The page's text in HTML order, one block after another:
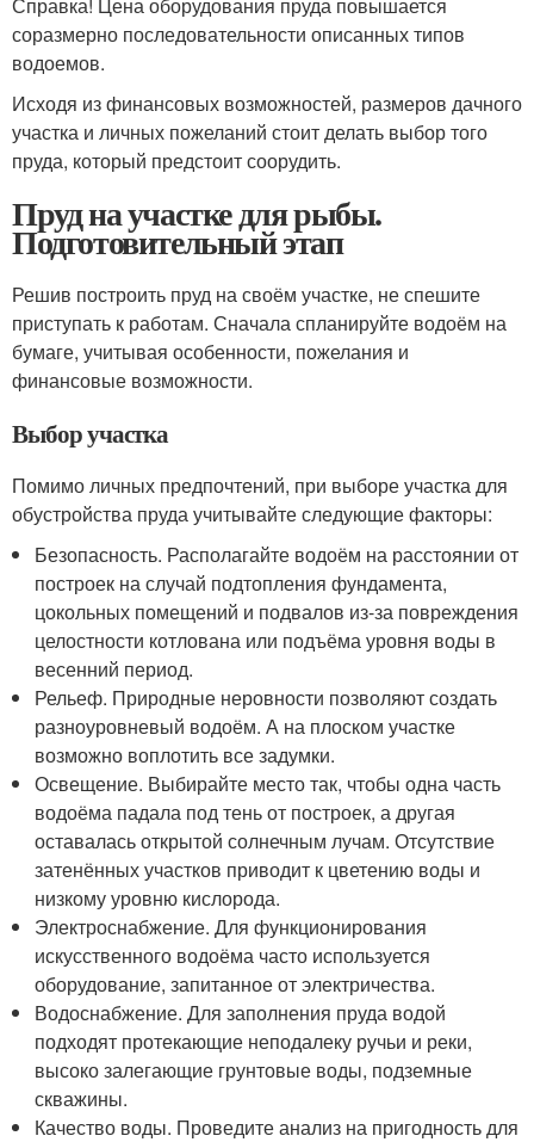
соразмерно последовательности описанных типов
водоемов.
Исходя из финансовых возможностей, размеров дачного
участка и личных пожеланий стоит делать выбор того
пруда, который предстоит соорудить.
Пруд на участке для рыбы.
Подготовительный этап
Решив построить пруд на своём участке, не спешите
приступать к работам. Сначала спланируйте водоём на
бумаге, учитывая особенности, пожелания и
финансовые возможности.
Выбор участка
Помимо личных предпочтений, при выборе участка для
обустройства пруда учитывайте следующие факторы:
Безопасность. Располагайте водоём на расстоянии от
построек на случай подтопления фундамента,
цокольных помещений и подвалов из-за повреждения
целостности котлована или подъёма уровня воды в
весенний период.
Рельеф. Природные неровности позволяют создать
разноуровневый водоём. А на плоском участке
возможно воплотить все задумки.
Освещение. Выбирайте место так, чтобы одна часть
водоёма падала под тень от построек, а другая
оставалась открытой солнечным лучам. Отсутствие
затенённых участков приводит к цветению воды и
низкому уровню кислорода.
Электроснабжение. Для функционирования
искусственного водоёма часто используется
оборудование, запитанное от электричества.
Водоснабжение. Для заполнения пруда водой
подходят протекающие неподалеку ручьи и реки,
высоко залегающие грунтовые воды, подземные
скважины.
Качество воды. Проведите анализ на пригодность для